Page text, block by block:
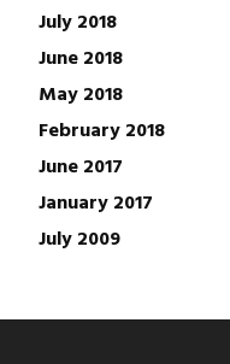
July 2018
June 2018
May 2018
February 2018
June 2017
January 2017
July 2009